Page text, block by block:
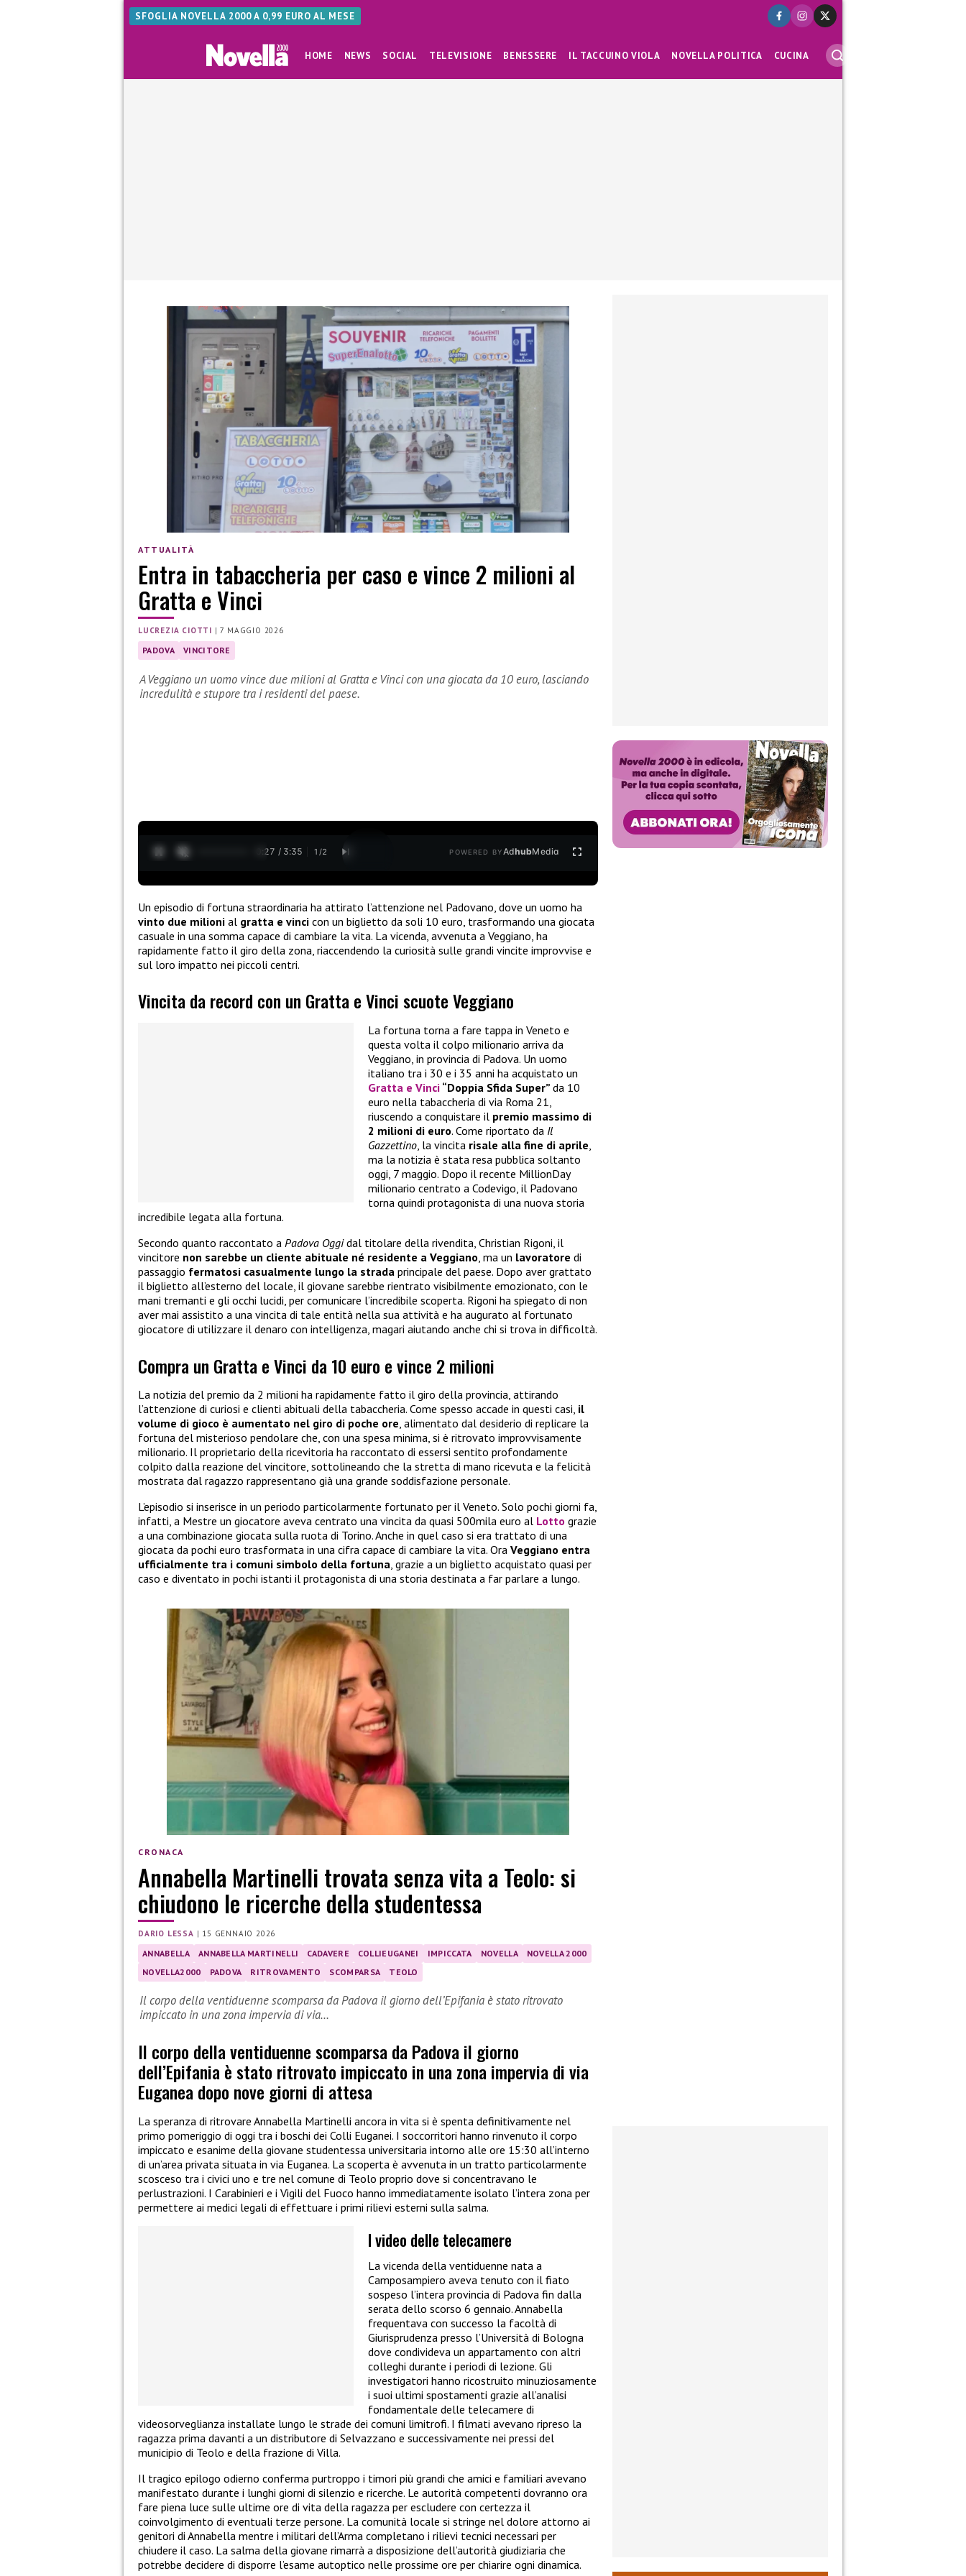
SFOGLIA NOVELLA 2000 A 0,99 EURO AL MESE
HOME NEWS SOCIAL TELEVISIONE BENESSERE IL TACCUINO VIOLA NOVELLA POLITICA CUCINA
ATTUALITÀ
Entra in tabaccheria per caso e vince 2 milioni al
Gratta e Vinci
LUCREZIA CIOTTI |7 MAGGIO 2026
PADOVA VINCITORE
A Veggiano un uomo vince due milioni al Gratta e Vinci con una giocata da 10 euro, lasciando
incredulità e stupore tra i residenti del paese.
0:28 / 3:35 1 /2 POWERED BYAdhubMedia
Un episodio di fortuna straordinaria ha attirato l’attenzione nel Padovano, dove un uomo ha
vinto due milioni al gratta e vinci con un biglietto da soli 10 euro, trasformando una giocata
casuale in una somma capace di cambiare la vita. La vicenda, avvenuta a Veggiano, ha
rapidamente fatto il giro della zona, riaccendendo la curiosità sulle grandi vincite improvvise e
sul loro impatto nei piccoli centri.
Vincita da record con un Gratta e Vinci scuote Veggiano
La fortuna torna a fare tappa in Veneto e
questa volta il colpo milionario arriva da
Veggiano, in provincia di Padova. Un uomo
italiano tra i 30 e i 35 anni ha acquistato un
Gratta e Vinci “Doppia Sfida Super” da 10
euro nella tabaccheria di via Roma 21,
riuscendo a conquistare il premio massimo di
2 milioni di euro. Come riportato da Il
Gazzettino, la vincita risale alla fine di aprile,
ma la notizia è stata resa pubblica soltanto
oggi, 7 maggio. Dopo il recente MillionDay
milionario centrato a Codevigo, il Padovano
torna quindi protagonista di una nuova storia
incredibile legata alla fortuna.
Secondo quanto raccontato a Padova Oggidal titolare della rivendita, Christian Rigoni, il
vincitore non sarebbe un cliente abituale né residente a Veggiano, ma un lavoratore di
passaggio fermatosi casualmente lungo la strada principale del paese. Dopo aver grattato
il biglietto all’esterno del locale, il giovane sarebbe rientrato visibilmente emozionato, con le
mani tremanti e gli occhi lucidi, per comunicare l’incredibile scoperta. Rigoni ha spiegato di non
aver mai assistito a una vincita di tale entità nella sua attività e ha augurato al fortunato
giocatore di utilizzare il denaro con intelligenza, magari aiutando anche chi si trova in difficoltà.
Compra un Gratta e Vinci da 10 euro e vince 2 milioni
La notizia del premio da 2 milioni ha rapidamente fatto il giro della provincia, attirando
l’attenzione di curiosi e clienti abituali della tabaccheria. Come spesso accade in questi casi, il
volume di gioco è aumentato nel giro di poche ore, alimentato dal desiderio di replicare la
fortuna del misterioso pendolare che, con una spesa minima, si è ritrovato improvvisamente
milionario. Il proprietario della ricevitoria ha raccontato di essersi sentito profondamente
colpito dalla reazione del vincitore, sottolineando che la stretta di mano ricevuta e la felicità
mostrata dal ragazzo rappresentano già una grande soddisfazione personale.
L’episodio si inserisce in un periodo particolarmente fortunato per il Veneto. Solo pochi giorni fa,
infatti, a Mestre un giocatore aveva centrato una vincita da quasi 500mila euro al Lotto grazie
a una combinazione giocata sulla ruota di Torino. Anche in quel caso si era trattato di una
giocata da pochi euro trasformata in una cifra capace di cambiare la vita. Ora Veggiano entra
ufficialmente tra i comuni simbolo della fortuna, grazie a un biglietto acquistato quasi per
caso e diventato in pochi istanti il protagonista di una storia destinata a far parlare a lungo.
CRONACA
Annabella Martinelli trovata senza vita a Teolo: si
chiudono le ricerche della studentessa
DARIO LESSA | 15 GENNAIO 2026
ANNABELLA ANNABELLA MARTINELLI CADAVERE COLLIEUGANEI IMPICCATA NOVELLA
NOVELLA 2000
NOVELLA2000
PADOVA RITROVAMENTO SCOMPARSA TEOLO
Il corpo della ventiduenne scomparsa da Padova il giorno dell’Epifania è stato ritrovato
impiccato in una zona impervia di via…
Il corpo della ventiduenne scomparsa da Padova il giorno
dell’Epifania è stato ritrovato impiccato in una zona impervia di via
Euganea dopo nove giorni di attesa
La speranza di ritrovare Annabella Martinelli ancora in vita si è spenta definitivamente nel
primo pomeriggio di oggi tra i boschi dei Colli Euganei. I soccorritori hanno rinvenuto il corpo
impiccato e esanime della giovane studentessa universitaria intorno alle ore 15:30 all’interno
di un’area privata situata in via Euganea. La scoperta è avvenuta in un tratto particolarmente
scosceso tra i civici uno e tre nel comune di Teolo proprio dove si concentravano le
perlustrazioni. I Carabinieri e i Vigili del Fuoco hanno immediatamente isolato l’intera zona per
permettere ai medici legali di effettuare i primi rilievi esterni sulla salma.
I video delle telecamere
La vicenda della ventiduenne nata a
Camposampiero aveva tenuto con il fiato
sospeso l’intera provincia di Padova fin dalla
serata dello scorso 6 gennaio. Annabella
frequentava con successo la facoltà di
Giurisprudenza presso l’Università di Bologna
dove condivideva un appartamento con altri
colleghi durante i periodi di lezione. Gli
investigatori hanno ricostruito minuziosamente
i suoi ultimi spostamenti grazie all’analisi
fondamentale delle telecamere di
videosorveglianza installate lungo le strade dei comuni limitrofi. I filmati avevano ripreso la
ragazza prima davanti a un distributore di Selvazzano e successivamente nei pressi del
municipio di Teolo e della frazione di Villa.
Il tragico epilogo odierno conferma purtroppo i timori più grandi che amici e familiari avevano
manifestato durante i lunghi giorni di silenzio e ricerche. Le autorità competenti dovranno ora
fare piena luce sulle ultime ore di vita della ragazza per escludere con certezza il
coinvolgimento di eventuali terze persone. La comunità locale si stringe nel dolore attorno ai
genitori di Annabella mentre i militari dell’Arma completano i rilievi tecnici necessari per
chiudere il caso. La salma della giovane rimarrà a disposizione dell’autorità giudiziaria che
potrebbe decidere di disporre l’esame autoptico nelle prossime ore per chiarire ogni dinamica.